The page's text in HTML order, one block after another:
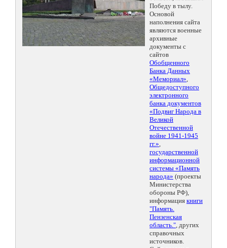
Победу в тылу.
Основой
наполнения сайта
являются военные
архивные
документы с
сайтов
Обобщенного
Банка Данных
«Мемориал»,
Общедоступного
электронного
банка документов
«Подвиг Народа в
Великой
Отечественной
войне 1941-1945
гг.»,
государственной
информационной
системы «Память
народа» (проекты
Министерства
обороны РФ),
информация книги
"Память.
Пензенская
область.", других
справочных
источников.